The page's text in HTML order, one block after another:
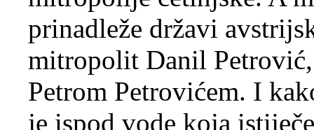
prinadleže državi
mitropolit Danil
Petrom Petrovićem. I
je ispod vode koja